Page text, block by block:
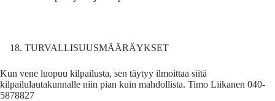
TURVALLISUUSMÄÄRÄYKSET
Kun vene luopuu kilpailusta, sen täytyy ilmoittaa siitä
kilpailulautakunnalle niin pian kuin mahdollista. Timo Liikanen 040-
5878827